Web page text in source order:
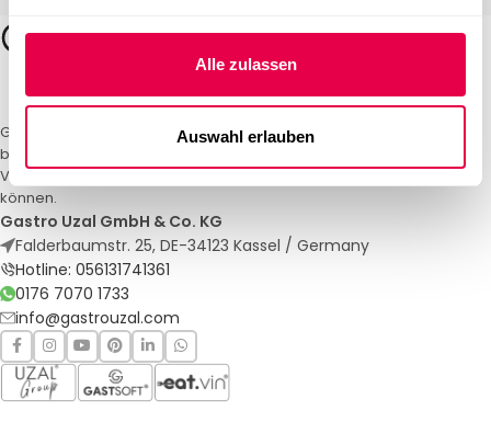
Alle zulassen
Auswahl erlauben
Gastro Uzal – Ihr Spezialist für Gastronomiemöbel und -textilien. Wir
bieten maßgeschneiderte Lösungen für Restaurants, Hotels und
Veranstaltungen. Qualität und Service, auf die Sie sich verlassen
können.
Gastro Uzal GmbH & Co. KG
Falderbaumstr. 25, DE-34123 Kassel / Germany
Hotline: 056131741361
0176 7070 1733
info@gastrouzal.com